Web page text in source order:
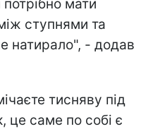
мати
ступнями та
натирало", - додав
тисняву під
це саме по собі є